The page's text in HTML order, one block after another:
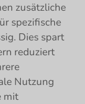
zusätzliche
spezifische
Dies spart
reduziert
Nutzung
mit